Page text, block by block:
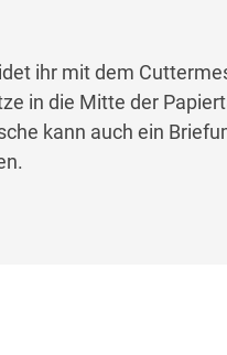
ihr mit dem
in die Mitte der
kann auch ein